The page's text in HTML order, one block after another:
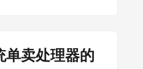
卖处理器的